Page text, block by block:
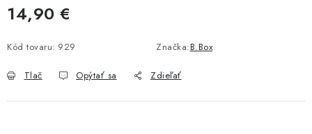
14,90 €
Kód tovaru: 929 Značka:B.Box
Tlač Opýtať sa Zdieľať